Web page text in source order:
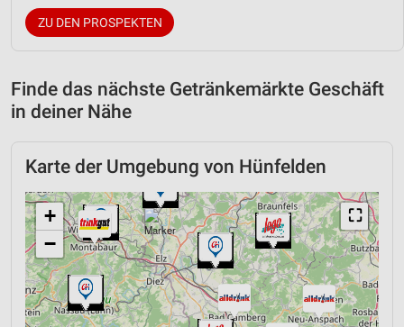
ZU DEN PROSPEKTEN
Finde das nächste Getränkemärkte Geschäft
in deiner Nähe
Karte der Umgebung von Hünfelden
⛶
+
−